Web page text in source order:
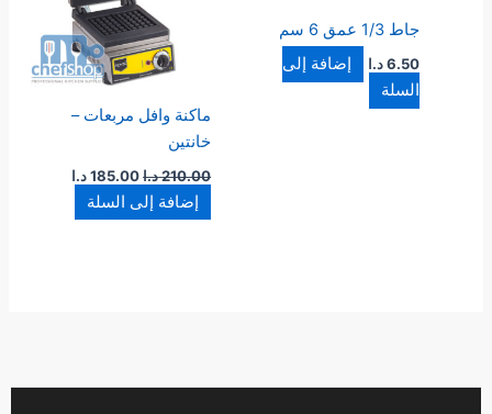
جاط 1/3 عمق 6 سم
6.50 د.ا
إضافة إلى
السلة
ماكنة وافل مربعات –
خانتين
210.00د.ا185.00د.ا
إضافة إلى السلة